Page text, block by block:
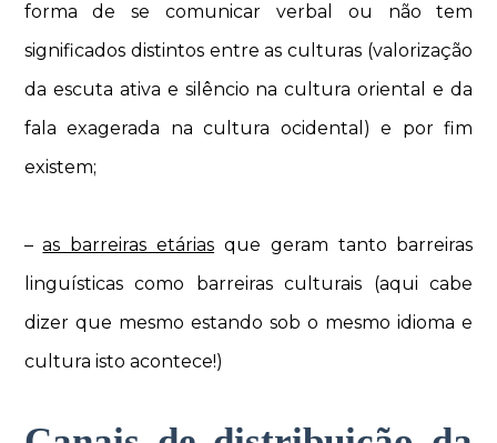
forma de se comunicar verbal ou não tem
significados distintos entre as culturas (valorização
da escuta ativa e silêncio na cultura oriental e da
fala exagerada na cultura ocidental) e por fim
existem;
–as barreiras etárias que geram tanto barreiras
linguísticas como barreiras culturais (aqui cabe
dizer que mesmo estando sob o mesmo idioma e
cultura isto acontece!)